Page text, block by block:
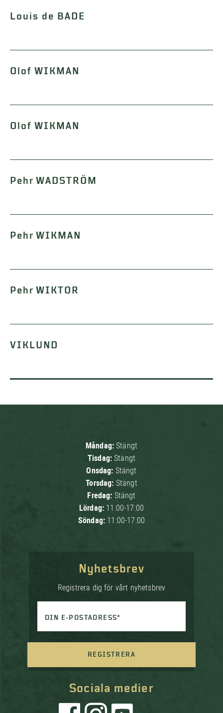
Louis de BADE
Olof WIKMAN
Olof WIKMAN
Pehr WADSTRÖM
Pehr WIKMAN
Pehr WIKTOR
VIKLUND
Måndag:Stängt
Tisdag:Stängt
Onsdag: Stängt
Torsdag: Stängt
Fredag: Stängt
Lördag: 11:00-17:00
Söndag: 11:00-17:00
Sociala medier
Nyhetsbrev
Registrera dig för vårt nyhetsbrev
DIN E-POSTADRESS*
REGISTRERA